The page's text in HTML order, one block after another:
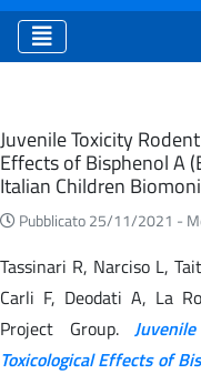
Eventi
Juvenile Toxicity
Effects of Bisphenol A
Italian Children
Pubblicato 25/11/2021 -
Tassinari R, Narciso L,
Carli F, Deodati A, La
Project Group.
Toxicological Effects of